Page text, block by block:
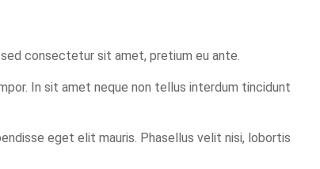
consectetur sit amet, pretium eu ante.
In sit amet neque non tellus interdum tincidunt
eget elit mauris. Phasellus velit nisi, lobortis